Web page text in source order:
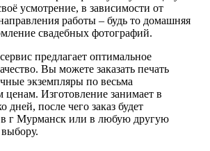
усмотрение, в зависимости от
работы – будь то домашняя
свадебных фотографий.
предлагает оптимальное
Вы можете заказать печать
экземпляры по весьма
ценам. Изготовление занимает в
дней, после чего заказ будет
в г Мурманск или в любую другую